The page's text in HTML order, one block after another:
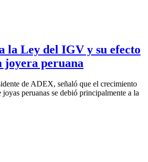
la Ley del IGV y su efecto
joyera peruana
de ADEX, señaló que el crecimiento
joyas peruanas se debió principalmente a la